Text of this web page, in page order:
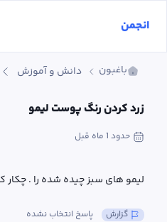
باغبون دانش و آموزش
زرد کردن رنگ پوست لیمو
حدود 1 ماه قبل
لیمو های سبز چیده شده را . چکار
پاسخ انتخاب نشده گزارش
انجمن